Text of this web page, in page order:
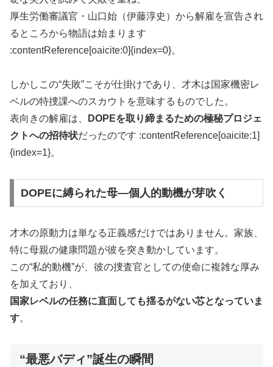
厚生労働審議官・山口始（伊藤淳史）から解雇を宣告され
るところから物語は始まります
:contentReference[oaicite:0]{index=0}。
しかしこの“失敗”こそが仕掛けであり、才木は国家機密レ
ベルの特捜課へのスカウトを意味するものでした。
表向きの解雇は、
DOPEを取り締まるための極秘プロジェ
クトへの招待状だったのです :contentReference[oaicite:1]
{index=1}。
DOPEに縛られた母—個人的動機が芽吹く
才木の原動力は単なる正義感だけではありません。家族、
特に母親の健康問題が彼を突き動かしています。
この“私的動機”が、彼の捜査官としての使命に複雑な厚み
を加えており、
国家レベルの任務に直面しても揺るがない芯となっていま
す。
“最悪バディ”誕生の瞬間